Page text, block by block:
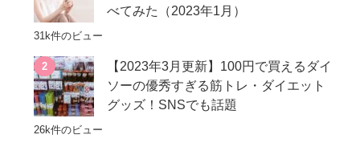
べてみた（2023年1月）
31k件のビュー
【2023年3月更新】100円で買えるダイ
ソーの優秀すぎる筋トレ・ダイエット
グッズ！SNSでも話題
26k件のビュー